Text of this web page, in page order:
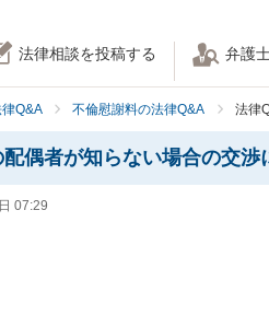
法律相談を投稿する 弁護
Q&A 不倫慰謝料の法律Q&A 法律
偶者が知らない場合の交渉
07:29